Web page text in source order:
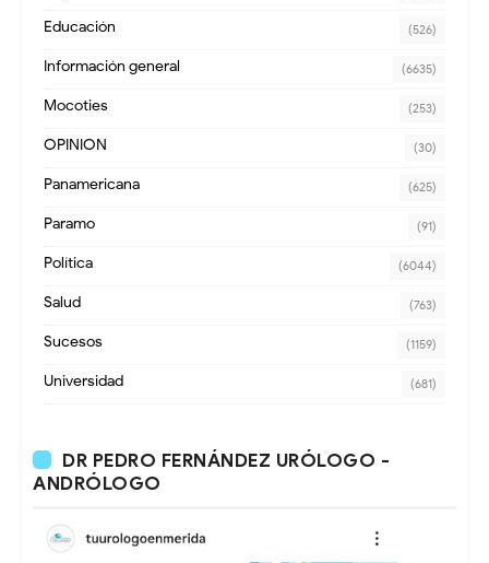
Educación (526)
Información general (6635)
Mocoties (253)
OPINION (30)
Panamericana (625)
Paramo (91)
Política (6044)
Salud (763)
Sucesos (1159)
Universidad (681)
DR PEDRO FERNÁNDEZ URÓLOGO -
ANDRÓLOGO